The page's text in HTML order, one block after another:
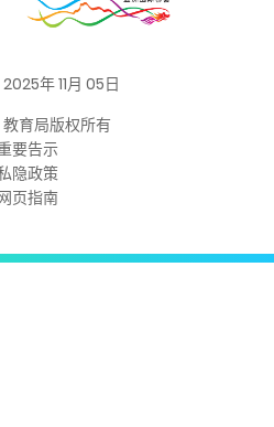
年 11月 05日
育局版权所有
要告示
隐政策
页指南